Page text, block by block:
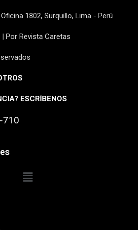
1802, Surquillo, Lima - Perú
Por Revista Caretas
ESCRÍBENOS
710